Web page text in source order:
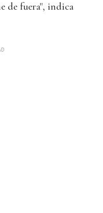
de fuera", indica